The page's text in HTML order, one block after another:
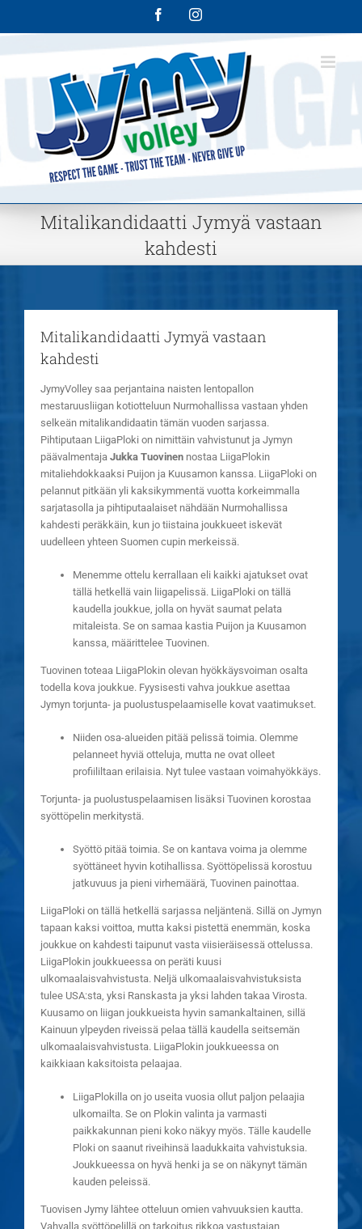
FacebookInstagram
Mitalikandidaatti Jymyä vastaan
kahdesti
Mitalikandidaatti Jymyä vastaan
kahdesti
JymyVolley saa perjantaina naisten lentopallon
mestaruusliigan kotiotteluun Nurmohallissa vastaan yhden
selkeän mitalikandidaatin tämän vuoden sarjassa.
Pihtiputaan LiigaPloki on nimittäin vahvistunut ja Jymyn
päävalmentaja Jukka Tuovinen nostaa LiigaPlokin
mitaliehdokkaaksi Puijon ja Kuusamon kanssa. LiigaPloki on
pelannut pitkään yli kaksikymmentä vuotta korkeimmalla
sarjatasolla ja pihtiputaalaiset nähdään Nurmohallissa
kahdesti peräkkäin, kun jo tiistaina joukkueet iskevät
uudelleen yhteen Suomen cupin merkeissä.
Menemme ottelu kerrallaan eli kaikki ajatukset ovat
tällä hetkellä vain liigapelissä. LiigaPloki on tällä
kaudella joukkue, jolla on hyvät saumat pelata
mitaleista. Se on samaa kastia Puijon ja Kuusamon
kanssa, määrittelee Tuovinen.
Tuovinen toteaa LiigaPlokin olevan hyökkäysvoiman osalta
todella kova joukkue. Fyysisesti vahva joukkue asettaa
Jymyn torjunta- ja puolustuspelaamiselle kovat vaatimukset.
Niiden osa-alueiden pitää pelissä toimia. Olemme
pelanneet hyviä otteluja, mutta ne ovat olleet
profiililtaan erilaisia. Nyt tulee vastaan voimahyökkäys.
Torjunta- ja puolustuspelaamisen lisäksi Tuovinen korostaa
syöttöpelin merkitystä.
Syöttö pitää toimia. Se on kantava voima ja olemme
syöttäneet hyvin kotihallissa. Syöttöpelissä korostuu
jatkuvuus ja pieni virhemäärä, Tuovinen painottaa.
LiigaPloki on tällä hetkellä sarjassa neljäntenä. Sillä on Jymyn
tapaan kaksi voittoa, mutta kaksi pistettä enemmän, koska
joukkue on kahdesti taipunut vasta viisieräisessä ottelussa.
LiigaPlokin joukkueessa on peräti kuusi
ulkomaalaisvahvistusta. Neljä ulkomaalaisvahvistuksista
tulee USA:sta, yksi Ranskasta ja yksi lahden takaa Virosta.
Kuusamo on liigan joukkueista hyvin samankaltainen, sillä
Kainuun ylpeyden riveissä pelaa tällä kaudella seitsemän
ulkomaalaisvahvistusta. LiigaPlokin joukkueessa on
kaikkiaan kaksitoista pelaajaa.
LiigaPlokilla on jo useita vuosia ollut paljon pelaajia
ulkomailta. Se on Plokin valinta ja varmasti
paikkakunnan pieni koko näkyy myös. Tälle kaudelle
Ploki on saanut riveihinsä laadukkaita vahvistuksia.
Joukkueessa on hyvä henki ja se on näkynyt tämän
kauden peleissä.
Tuovisen Jymy lähtee otteluun omien vahvuuksien kautta.
Vahvalla syöttöpelillä on tarkoitus rikkoa vastustajan